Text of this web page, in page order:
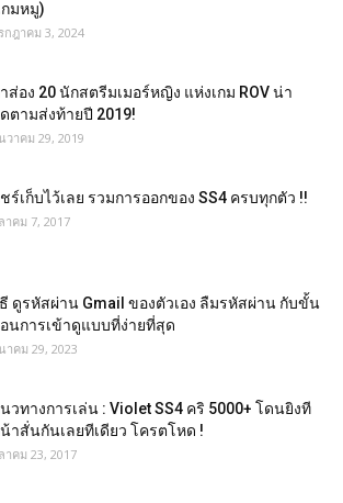
กมหมู)
กฎาคม 3, 2024
ส่อง 20 นักสตรีมเมอร์หญิง แห่งเกม ROV น่า
ตามส่งท้ายปี 2019!
วาคม 29, 2019
ร์เก็บไว้เลย รวมการออกของ SS4 ครบทุกตัว !!
าคม 7, 2017
ดูรหัสผ่าน Gmail ของตัวเอง ลืมรหัสผ่าน กับขั้น
นการเข้าดูแบบที่ง่ายที่สุด
าคม 29, 2023
วทางการเล่น : Violet SS4 คริ 5000+ โดนยิงที
าสั่นกันเลยทีเดียว โครตโหด !
าคม 23, 2017